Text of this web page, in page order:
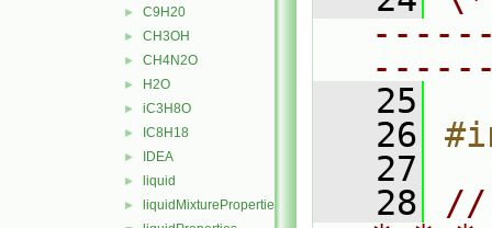
► C9H20
► CH3OH
► CH4N2O
► H2O
► iC3H8O
► IC8H18
► IDEA
► liquid
► liquidMixtureProperties
   25
   26
   27
   28
//